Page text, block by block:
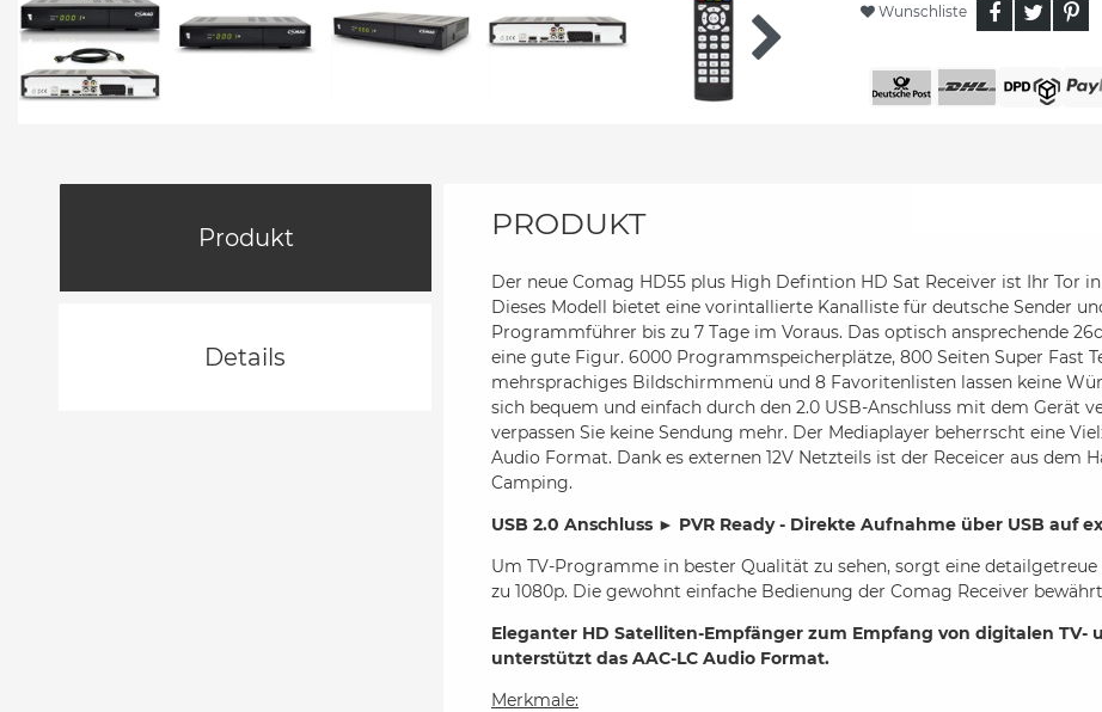
Wunschliste
Produkt
Details
PRODUKT
Der neue Comag HD55 plus High Defintion HD Sat Receiver ist Ihr Tor
Dieses Modell bietet eine vorintallierte Kanalliste für deutsche Sender
Programmführer bis zu 7 Tage im Voraus. Das optisch ansprechende
eine gute Figur. 6000 Programmspeicherplätze, 800 Seiten Super Fast
mehrsprachiges Bildschirmmenü und 8 Favoritenlisten lassen keine
sich bequem und einfach durch den 2.0 USB-Anschluss mit dem Gerät
verpassen Sie keine Sendung mehr. Der Mediaplayer beherrscht eine
Audio Format. Dank es externen 12V Netzteils ist der Receicer aus dem
Camping.
USB 2.0 Anschluss ► PVR Ready - Direkte Aufnahme über USB auf
Um TV-Programme in bester Qualität zu sehen, sorgt eine
zu 1080p. Die gewohnt einfache Bedienung der Comag Receiver
Eleganter HD Satelliten-Empfänger zum Empfang von digitalen TV-
unterstützt das AAC-LC Audio Format.
Merkmale: